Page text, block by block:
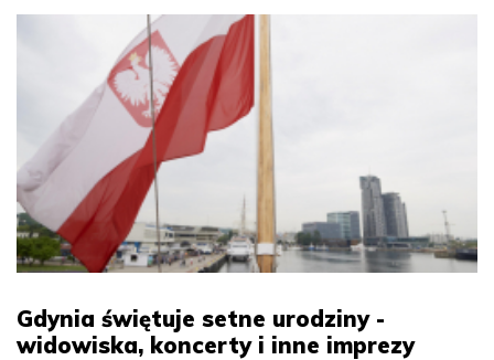
Gdynia świętuje setne urodziny -
widowiska, koncerty i inne imprezy